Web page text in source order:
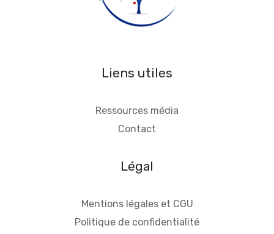
Liens utiles
Ressources média
Contact
Légal
Mentions légales et CGU
Politique de confidentialité